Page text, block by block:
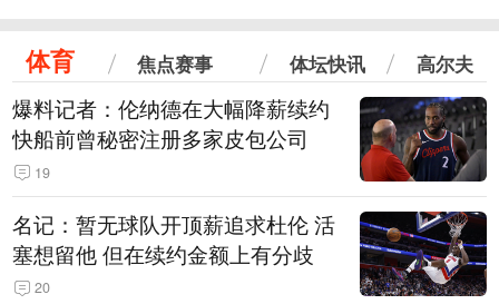
体育 焦点赛事 体坛快讯 高尔夫
爆料记者：伦纳德在大幅降薪续约
快船前曾秘密注册多家皮包公司
19
名记：暂无球队开顶薪追求杜伦 活
塞想留他 但在续约金额上有分歧
20